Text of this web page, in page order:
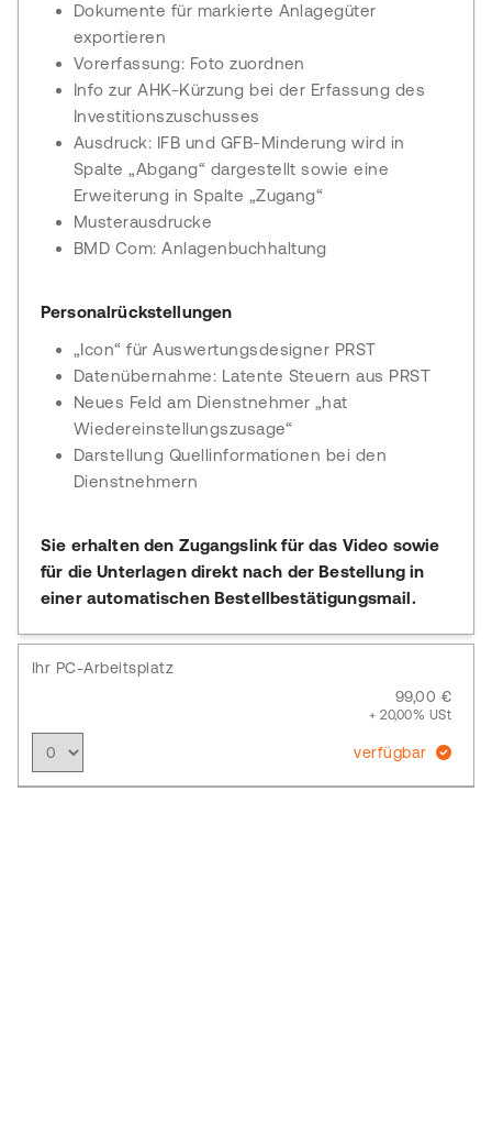
Dokumente für markierte Anlagegüter
exportieren
Vorerfassung: Foto zuordnen
Info zur AHK-Kürzung bei der Erfassung des
Investitionszuschusses
Ausdruck: IFB und GFB-Minderung wird in
Spalte „Abgang“ dargestellt sowie eine
Erweiterung in Spalte „Zugang“
Musterausdrucke
BMD Com: Anlagenbuchhaltung
Personalrückstellungen
„Icon“ für Auswertungsdesigner PRST
Datenübernahme: Latente Steuern aus PRST
Neues Feld am Dienstnehmer „hat
Wiedereinstellungszusage“
Darstellung Quellinformationen bei den
Dienstnehmern
Sie erhalten den Zugangslink für das Video sowie
für die Unterlagen direkt nach der Bestellung in
einer automatischen Bestellbestätigungsmail.
Ihr PC-Arbeitsplatz
99,00 €
+ 20,00% USt
verfügbar